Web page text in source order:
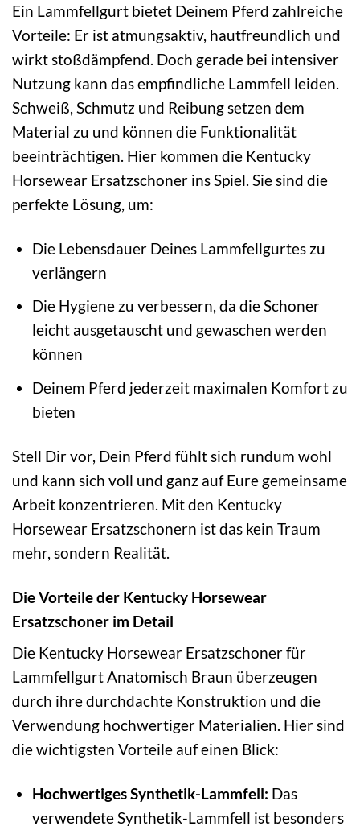
Ein Lammfellgurt bietet Deinem Pferd zahlreiche
Vorteile: Er ist atmungsaktiv, hautfreundlich und
wirkt stoßdämpfend. Doch gerade bei intensiver
Nutzung kann das empfindliche Lammfell leiden.
Schweiß, Schmutz und Reibung setzen dem
Material zu und können die Funktionalität
beeinträchtigen. Hier kommen die Kentucky
Horsewear Ersatzschoner ins Spiel. Sie sind die
perfekte Lösung, um:
Die Lebensdauer Deines Lammfellgurtes zu
verlängern
Die Hygiene zu verbessern, da die Schoner
leicht ausgetauscht und gewaschen werden
können
Deinem Pferd jederzeit maximalen Komfort zu
bieten
Stell Dir vor, Dein Pferd fühlt sich rundum wohl
und kann sich voll und ganz auf Eure gemeinsame
Arbeit konzentrieren. Mit den Kentucky
Horsewear Ersatzschonern ist das kein Traum
mehr, sondern Realität.
Die Vorteile der Kentucky Horsewear
Ersatzschoner im Detail
Die Kentucky Horsewear Ersatzschoner für
Lammfellgurt Anatomisch Braun überzeugen
durch ihre durchdachte Konstruktion und die
Verwendung hochwertiger Materialien. Hier sind
die wichtigsten Vorteile auf einen Blick:
Hochwertiges Synthetik-Lammfell: Das
verwendete Synthetik-Lammfell ist besonders